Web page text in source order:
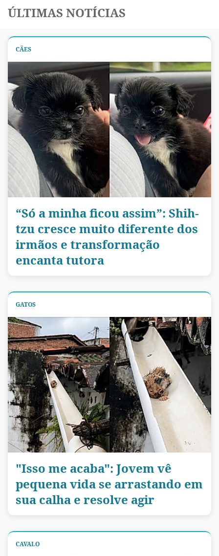
ÚLTIMAS NOTÍCIAS
CÃES
“Só a minha ficou assim”: Shih-
tzu cresce muito diferente dos
irmãos e transformação
encanta tutora
GATOS
"Isso me acaba": Jovem vê
pequena vida se arrastando em
sua calha e resolve agir
CAVALO